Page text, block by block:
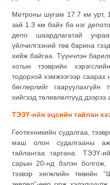
Метроны шугам 17.7 км урт,
зай 1.3 км байх ба нэг
депо шаардлагатай
үйлчилгээний төв барина
хийж байгаа. Түүнчлэн
хотын тээврийн
тодорхой хэмжээгээр саарах
бөглөрлийг гааруулахгүйн
хийгээд төлөвлөлтүүд дээрээ
ТЭЗҮ-ийн эцсийн тайлан
Геотехникийн судалгаа,
маш олон судалгааны
тайлангаа гаргана. ТЭЗҮ-
сарын 20-нд бэлэн болгож,
тээвэр хөгжлийн төвийн